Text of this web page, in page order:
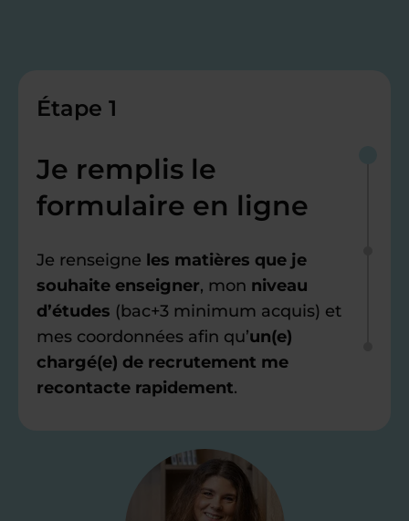
Étape 1
Je remplis le
formulaire en ligne
Je renseigne les matières que je
souhaite enseigner, mon niveau
d’études (bac+3 minimum acquis) et
mes coordonnées afin qu’un(e)
chargé(e) de recrutement me
recontacte rapidement.
Je valide ma